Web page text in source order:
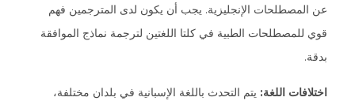
عن المصطلحات الإنجليزية. يجب أن يكون لدى المترجمين فهم
قوي للمصطلحات الطبية في كلتا اللغتين لترجمة نماذج الموافقة
بدقة.
اختلافات اللغة: يتم التحدث باللغة الإسبانية في بلدان مختلفة،